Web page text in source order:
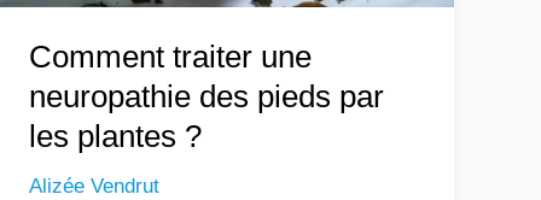
Comment traiter une
neuropathie des pieds par
les plantes ?
Alizée Vendrut